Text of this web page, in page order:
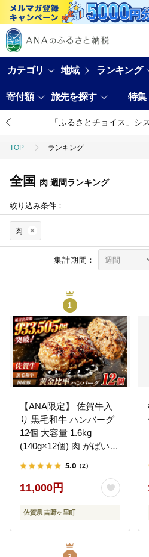
カテゴリ 地域 ランキング
寄付額 旅先を探す 特集
「ふるさとチョイス」シ
TOP ランキング
全国 肉 週間ランキング
絞り込み条件：
肉
集計期間：
1
【ANA限定】 佐賀牛入
り 黒毛和牛 ハンバーグ
12個 大容量 1.6kg
(140g×12個) 肉 がばいば
肉産業[FBX005]
5.0 （2）
11,000円
佐賀県 吉野ヶ里町